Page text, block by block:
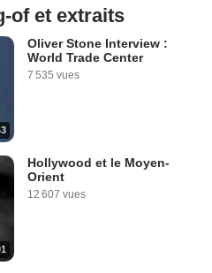
of et extraits
Oliver Stone Interview :
World Trade Center
7 535 vues
Hollywood et le Moyen-
Orient
12 607 vues